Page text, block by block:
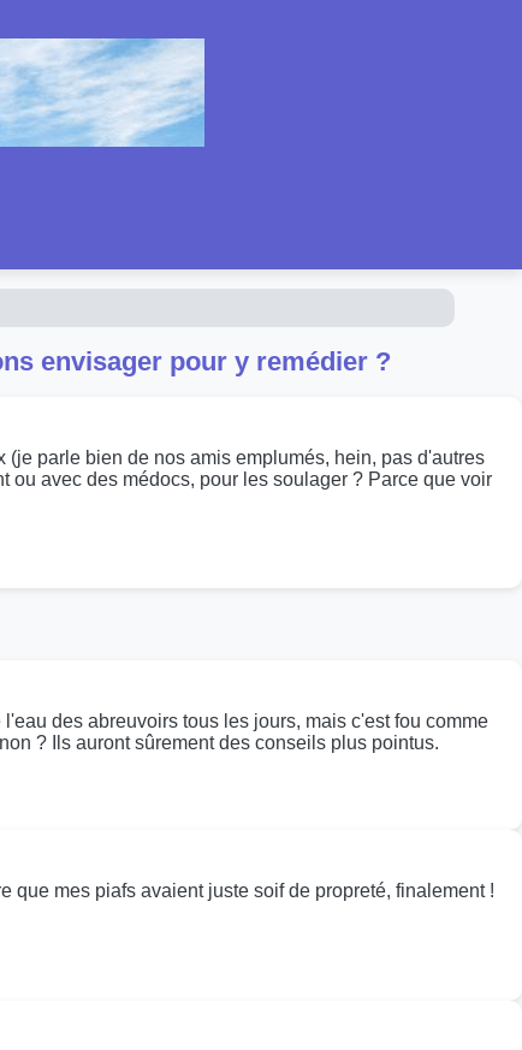
envisager pour y remédier ?
parle bien de nos amis emplumés, hein, pas d'autres
ou avec des médocs, pour les soulager ? Parce que voir
des abreuvoirs tous les jours, mais c'est fou comme
? Ils auront sûrement des conseils plus pointus.
que mes piafs avaient juste soif de propreté, finalement !